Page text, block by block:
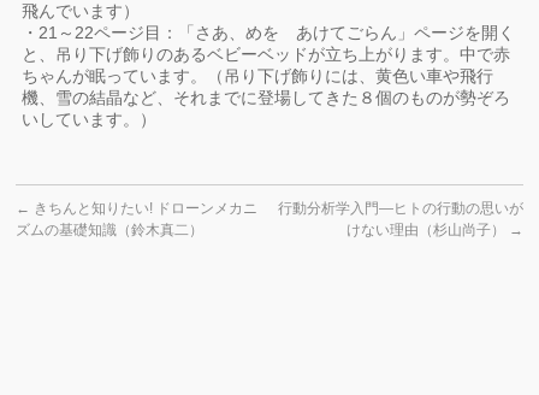
飛んでいます）
・21～22ページ目：「さあ、めを あけてごらん」ページを開く
と、吊り下げ飾りのあるベビーベッドが立ち上がります。中で赤
ちゃんが眠っています。（吊り下げ飾りには、黄色い車や飛行
機、雪の結晶など、それまでに登場してきた８個のものが勢ぞろ
いしています。）
← きちんと知りたい! ドローンメカニ
ズムの基礎知識（鈴木真二）
行動分析学入門―ヒトの行動の思いが
けない理由（杉山尚子）
→